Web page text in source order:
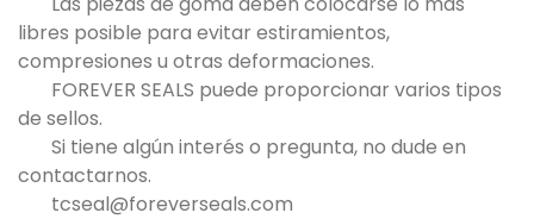
libres posible para evitar estiramientos,
compresiones u otras deformaciones.
FOREVER SEALS puede proporcionar varios tipos
de sellos.
Si tiene algún interés o pregunta, no dude en
contactarnos.
tcseal@foreverseals.com